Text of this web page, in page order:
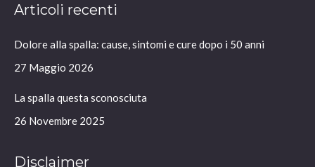
opens
new
window
opens
new
window
opens
new
window
opens
new
window
Articoli recenti
Dolore alla spalla: cause, sintomi e cure dopo i 50 anni
27 Maggio 2026
La spalla questa sconosciuta
26 Novembre 2025
Disclaimer